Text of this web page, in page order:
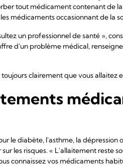
tout médicament contenant de
médicaments occasionnant de la
un professionnel de santé »,
d'un problème médical,
clairement que vous
le diabète, l'asthme, la
les risques. « L'allaitement reste
connaissez vos médicaments